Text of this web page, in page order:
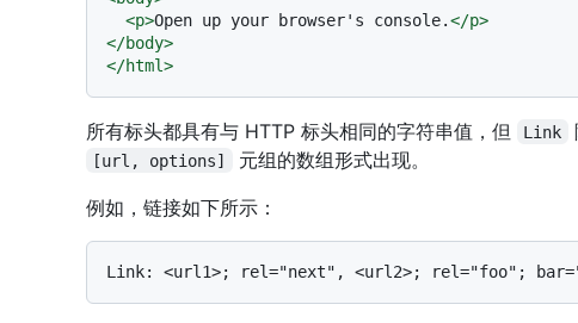
<p>Open up your browser's console.</p>
</body>
</html>
所有标头都具有与 HTTP 标头相同的字符串值，但 Link
[url, options]
元组的数组形式出现。
例如，链接如下所示：